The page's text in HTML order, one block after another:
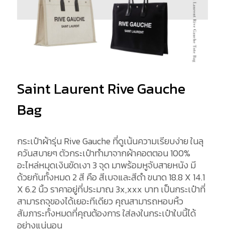
Saint Laurent Rive Gauche
Bag
กระเป๋าผ้ารุ่น Rive Gauche ที่ดูเน้นความเรียบง่าย ในลุ
ควันสบายๆ ตัวกระเป๋าทำมาจากผ้าคอตตอน 100%
อะไหล่หมุดเงินขัดเงา 3 จุด มาพร้อมหูจับสายหนัง มี
ด้วยกันทั้งหมด 2 สี คือ สีเบจและสีดำ ขนาด 18.8 X 14.1
X 6.2 นิ้ว ราคาอยู่ที่ประมาณ 3x,xxx บาท เป็นกระเป๋าที่
สามารถจุของได้เยอะทีเดียว คุณสามารถหอบหิ้ว
สัมภาระทั้งหมดที่คุณต้องการ ใส่ลงในกระเป๋าใบนี้ได้
อย่างแน่นอน